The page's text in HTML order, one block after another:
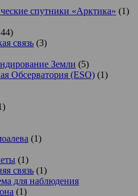
спутники «Арктика» (1)
связь (3)
Земли (5)
Обсерватория (ESO) (1)
(1)
(1)
связь (1)
для наблюдения
(1)